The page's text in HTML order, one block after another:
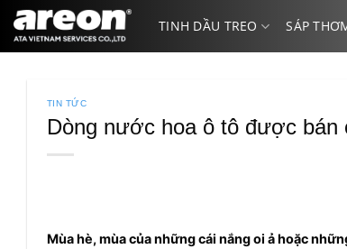
qua
nội
TINH DẦU TREO SÁP
TIN TỨC
Dòng nước hoa ô tô được bán
Mùa hè, mùa của những cái nắng oi ả hoặc